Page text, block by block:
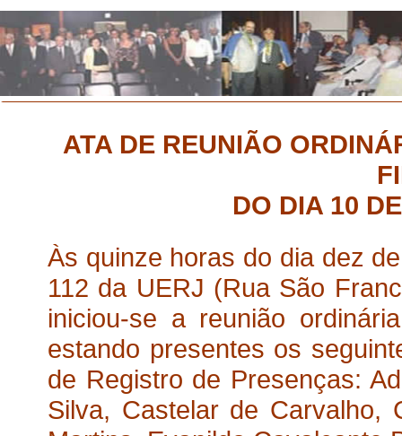
ATA DE REUNIÃO
DO DIA 10
Às quinze horas do dia dez
112 da UERJ (Rua São
iniciou-se a reunião
estando presentes os
de Registro de Presenças:
Silva, Castelar de Carvalho,